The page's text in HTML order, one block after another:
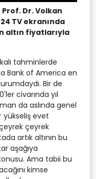
Prof. Dr. Volkan
TV ekranında
altın fiyatlarıyla
tahminlerde
Bank of America en
Bir de
civarında yıl
da aslında genel
yükseliş evet
çeyrek
artık altının bu
aşağıya
Ama tabii bu
kimse